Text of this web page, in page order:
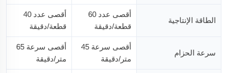
الطاقة الإنتاجية
أقصى عدد 60
قطعة/دقيقة
أقصى عدد 40
قطعة/دقيقة
سرعة الحزام
أقصى سرعة 45
متر/دقيقة
أقصى سرعة 65
متر/دقيقة